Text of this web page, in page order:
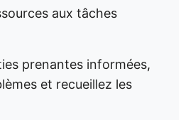
aux tâches
prenantes informées,
et recueillez les